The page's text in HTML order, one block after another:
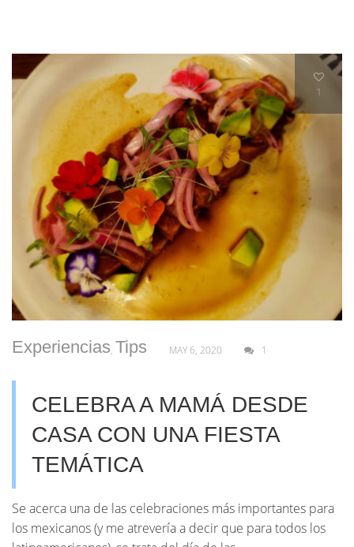
1
Experiencias, Tips MAY 6, 2020 1
CELEBRA A MAMÁ DESDE
CASA CON UNA FIESTA
TEMÁTICA
Se acerca una de las celebraciones más importantes para
los mexicanos (y me atrevería a decir que para todos los